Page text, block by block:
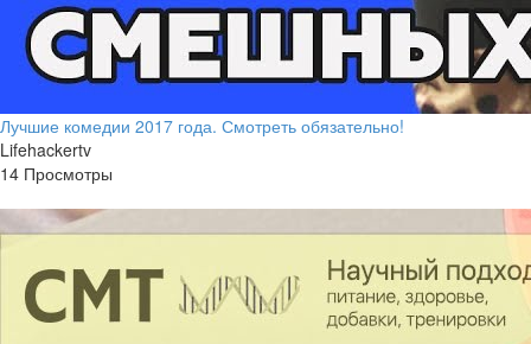
Лучшие комедии 2017 года. Смотреть обязательно!
Lifehackertv
14 Просмотры